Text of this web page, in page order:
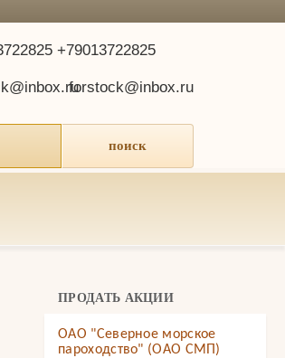
+79013722825
forstock@inbox.ru
поиск
ПРОДАТЬ АКЦИИ
ОАО "Северное морское
пароходство" (ОАО СМП)